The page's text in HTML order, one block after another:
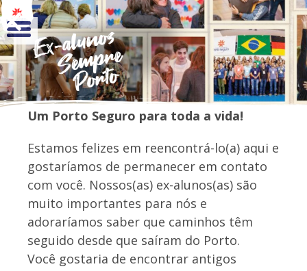
Um Porto Seguro para toda a vida!
Estamos felizes em reencontrá-lo(a) aqui e
gostaríamos de permanecer em contato
com você. Nossos(as) ex-alunos(as) são
muito importantes para nós e
adoraríamos saber que caminhos têm
seguido desde que saíram do Porto.
Você gostaria de encontrar antigos